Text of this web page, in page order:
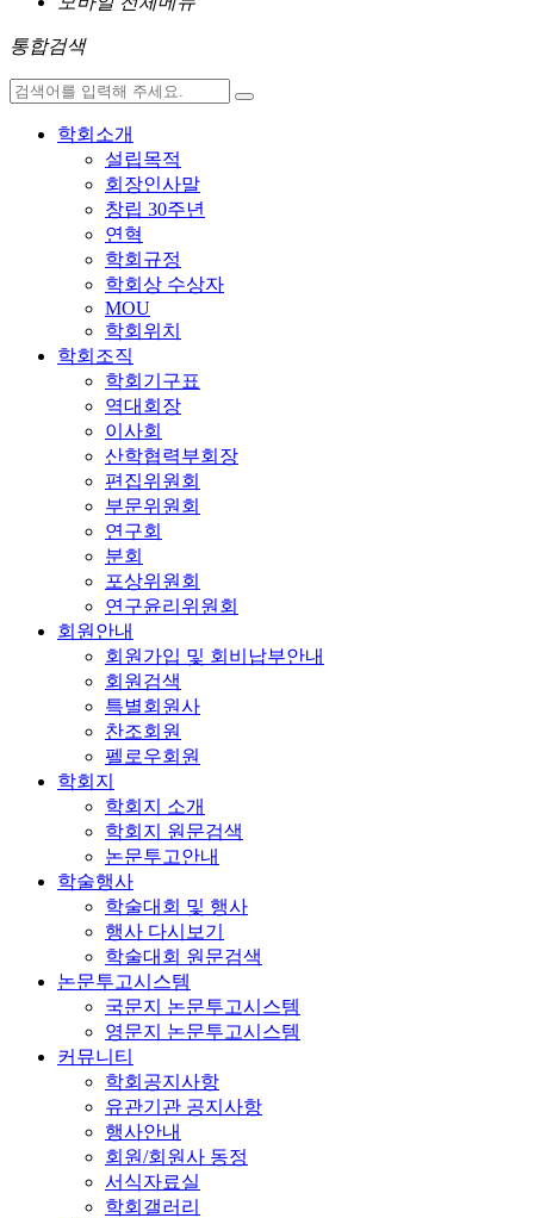
통합검색
학회소개
설립목적
회장인사말
창립 30주년
연혁
학회규정
학회상 수상자
MOU
학회위치
학회조직
학회기구표
역대회장
이사회
산학협력부회장
편집위원회
부문위원회
연구회
분회
포상위원회
연구윤리위원회
회원안내
회원가입 및 회비납부안내
회원검색
특별회원사
찬조회원
펠로우회원
학회지
학회지 소개
학회지 원문검색
논문투고안내
학술행사
학술대회 및 행사
행사 다시보기
학술대회 원문검색
논문투고시스템
국문지 논문투고시스템
영문지 논문투고시스템
커뮤니티
학회공지사항
유관기관 공지사항
행사안내
회원/회원사 동정
서식자료실
학회갤러리